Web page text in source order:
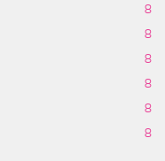
8
8
8
8
8
8